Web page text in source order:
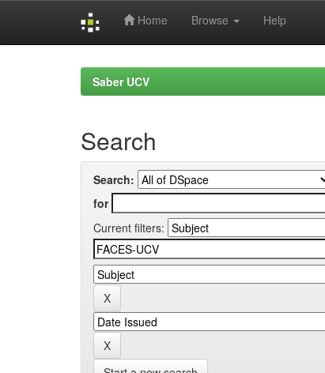
Home Browse Help
Saber UCV
Search
Search:
for
Current filters: